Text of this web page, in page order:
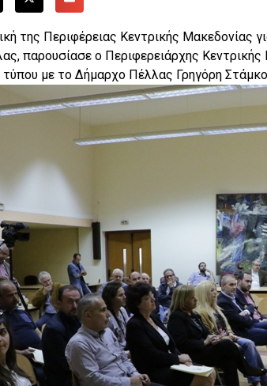
της Περιφέρειας Κεντρικής Μακεδονίας
παρουσίασε ο Περιφερειάρχης
τύπου με το Δήμαρχο Πέλλας Γρηγόρη